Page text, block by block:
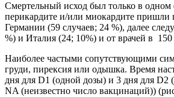
Смертельный исход был только в
перикардите и/или миокардите пришли
Германии (59 случаев; 24 %), далее
%) и Италия (24; 10%) и от врачей в 150
Наиболее частыми сопутствующими
груди, пирексия или одышка. Время
дня для D1 (одной дозы) и 3 дня для D2
NA (неизвестно число вакцинаций))